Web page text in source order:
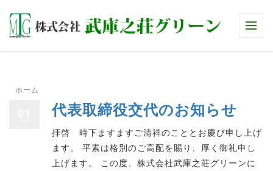
ホーム
代表取締役交代のお知らせ
拝啓 時下ますますご清祥のこととお慶び申し上げ
ます。 平素は格別のご高配を賜り、厚く御礼申し
上げます。 この度、株式会社武庫之荘グリーンに